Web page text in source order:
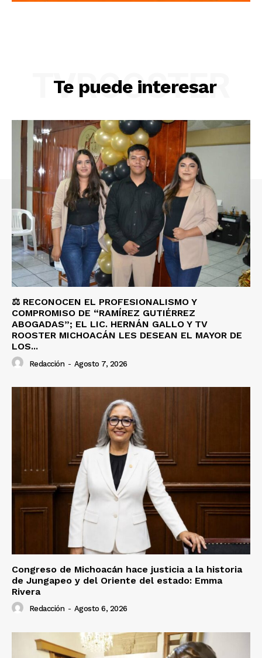
Te puede interesar
TVROOSTER
⚖️ RECONOCEN EL PROFESIONALISMO Y
COMPROMISO DE “RAMÍREZ GUTIÉRREZ
ABOGADAS”; EL LIC. HERNÁN GALLO Y TV
ROOSTER MICHOACÁN LES DESEAN EL MAYOR DE
LOS...
Redacción - Agosto 7, 2026
Congreso de Michoacán hace justicia a la historia
de Jungapeo y del Oriente del estado: Emma
Rivera
Redacción - Agosto 6, 2026